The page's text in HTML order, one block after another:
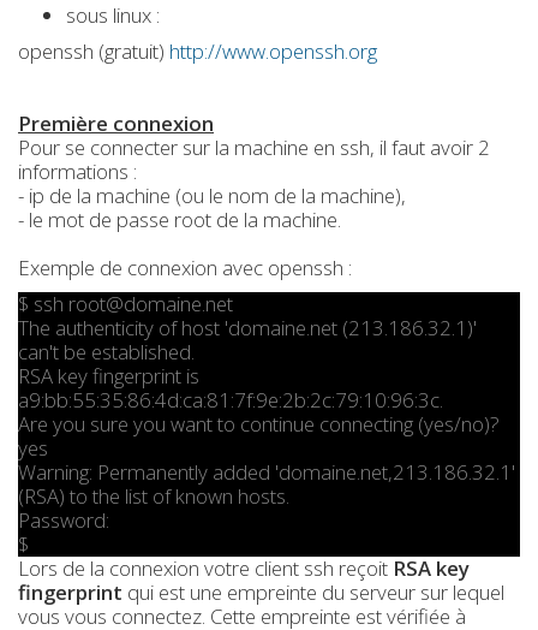
sous linux :
openssh (gratuit) http://www.openssh.org
Première connexion
Pour se connecter sur la machine en ssh, il faut avoir 2
informations :
- ip de la machine (ou le nom de la machine),
- le mot de passe root de la machine.
Exemple de connexion avec openssh :
$ ssh root@domaine.net
The authenticity of host 'domaine.net (213.186.32.1)'
can't be established.
RSA key fingerprint is
a9:bb:55:35:86:4d:ca:81:7f:9e:2b:2c:79:10:96:3c.
Are you sure you want to continue connecting (yes/no)?
yes
Warning: Permanently added 'domaine.net,213.186.32.1'
(RSA) to the list of known hosts.
Password:
$
Lors de la connexion votre client ssh reçoit RSA key
fingerprint qui est une empreinte du serveur sur lequel
vous vous connectez. Cette empreinte est vérifiée à